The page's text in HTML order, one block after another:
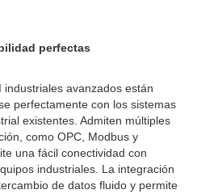
perfectas
industriales avanzados están
perfectamente con los sistemas
existentes. Admiten múltiples
como OPC, Modbus y
una fácil conectividad con
industriales. La integración
de datos fluido y permite